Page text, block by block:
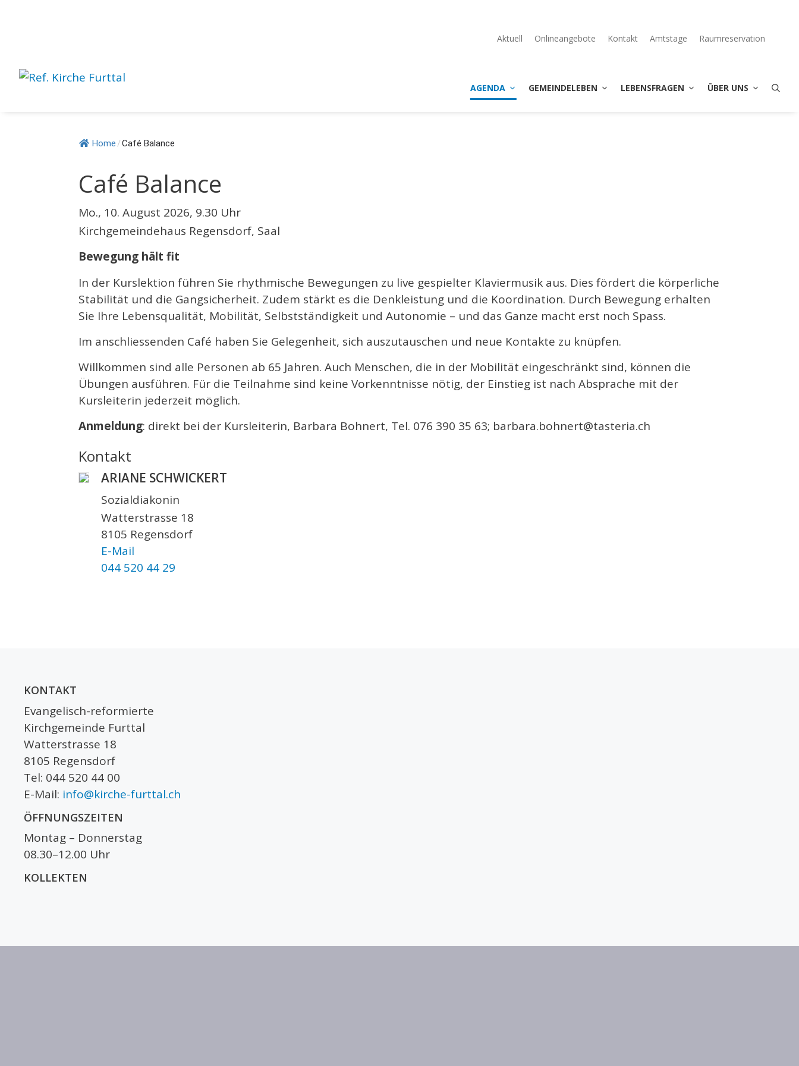
Aktuell Onlineangebote Kontakt Amtstage Raumreservation
AGENDA GEMEINDELEBEN LEBENSFRAGEN ÜBER UNS
Home/Café Balance
Café Balance
Mo., 10. August 2026, 9.30 Uhr
Kirchgemeindehaus Regensdorf, Saal
Bewegung hält fit
In der Kurslektion führen Sie rhythmische Bewegungen zu live gespielter Klaviermusik aus. Dies fördert die körperliche
Stabilität und die Gangsicherheit. Zudem stärkt es die Denkleistung und die Koordination. Durch Bewegung erhalten
Sie Ihre Lebensqualität, Mobilität, Selbstständigkeit und Autonomie – und das Ganze macht erst noch Spass.
Im anschliessenden Café haben Sie Gelegenheit, sich auszutauschen und neue Kontakte zu knüpfen.
Willkommen sind alle Personen ab 65 Jahren. Auch Menschen, die in der Mobilität eingeschränkt sind, können die
Übungen ausführen. Für die Teilnahme sind keine Vorkenntnisse nötig, der Einstieg ist nach Absprache mit der
Kursleiterin jederzeit möglich.
Anmeldung: direkt bei der Kursleiterin, Barbara Bohnert, Tel. 076 390 35 63; barbara.bohnert@tasteria.ch
Kontakt
ARIANE SCHWICKERT
Sozialdiakonin
Watterstrasse 18
8105 Regensdorf
E-Mail
044 520 44 29
KONTAKT
Evangelisch-reformierte
Kirchgemeinde Furttal
Watterstrasse 18
8105 Regensdorf
Tel: 044 520 44 00
E-Mail: info@kirche-furttal.ch
ÖFFNUNGSZEITEN
Montag – Donnerstag
08.30–12.00 Uhr
KOLLEKTEN